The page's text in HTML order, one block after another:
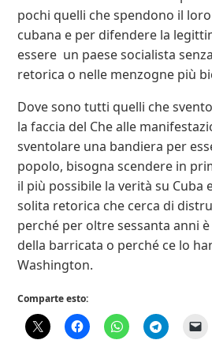
pochi quelli che spendono il
cubana e per difendere la
essere un paese socialista
retorica o nelle menzogne più
Dove sono tutti quelli che
la faccia del Che alle
sventolare una bandiera per
popolo, bisogna scendere in
il più possibile la verità su Cuba
solita retorica che cerca di
perché per oltre sessanta anni
della barricata o perché ce lo
Washington.
Comparte esto: